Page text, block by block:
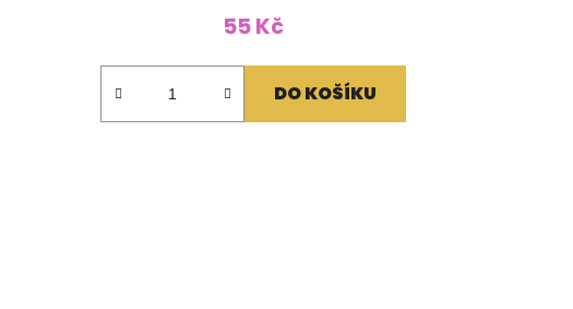
55 Kč
DO KOŠÍKU